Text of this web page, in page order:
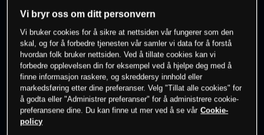
- -
0% av kunder erpå dette instrumentet
Søk om konto
Vi bryr oss om ditt personvern
Vi bruker cookies for å sikre at nettsiden vår fungerer som den
skal, og for å forbedre tjenesten vår samler vi data for å forstå
hvordan folk bruker nettsiden. Ved å tillate cookies kan vi
forbedre opplevelsen din for eksempel ved å hjelpe deg med å
finne informasjon raskere, og skreddersy innhold eller
markedsføring etter dine preferanser. Velg "Tillat alle cookies" for
å godta eller "Administrer preferanser" for å administrere cookie-
preferansene dine. Du kan finne ut mer ved å se vår Cookie-
policy